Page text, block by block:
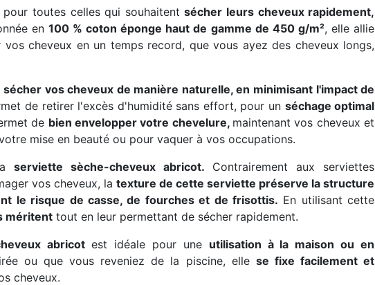
pour toutes celles qui souhaitentsécher leurs cheveux rapidement,
en 100 % coton éponge haut de gamme de 450 g/m², elle allie
cheveux en un temps record, que vous ayez des cheveux longs,
sécher vos cheveux de manière naturelle, en minimisant l'impact de
de retirer l'excès d'humidité sans effort, pour un séchage optimal
de bien envelopper votre chevelure, maintenant vos cheveux et
mise en beauté ou pour vaquer à vos occupations.
serviette sèche-cheveux abricot. Contrairement aux serviettes
vos cheveux, latexture de cette serviette préserve la structure
le risque de casse, de fourches et de frisottis. En utilisant cette
méritent tout en leur permettant de sécher rapidement.
abricotest idéale pour une utilisation à la maison ou en
ou que vous reveniez de la piscine, elle se fixe facilement et
cheveux.